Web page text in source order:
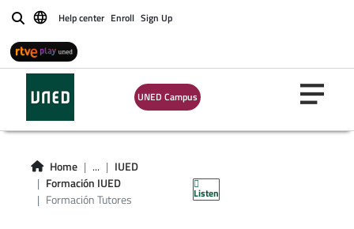
BuscarHelp center Enroll Sign Up
UNED Campus
Home ...
IUED
Formación IUED
Formación Tutores
Listen
Plan de
formación para el
Profesorado
Tutor